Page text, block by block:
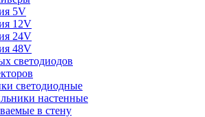
5V
12V
24V
48V
светодиодов
светодиодные
настенные
в стену